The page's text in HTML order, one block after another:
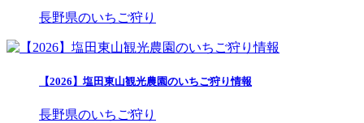
長野県のいちご狩り
【2026】塩田東山観光農園のいちご狩り情報
長野県のいちご狩り